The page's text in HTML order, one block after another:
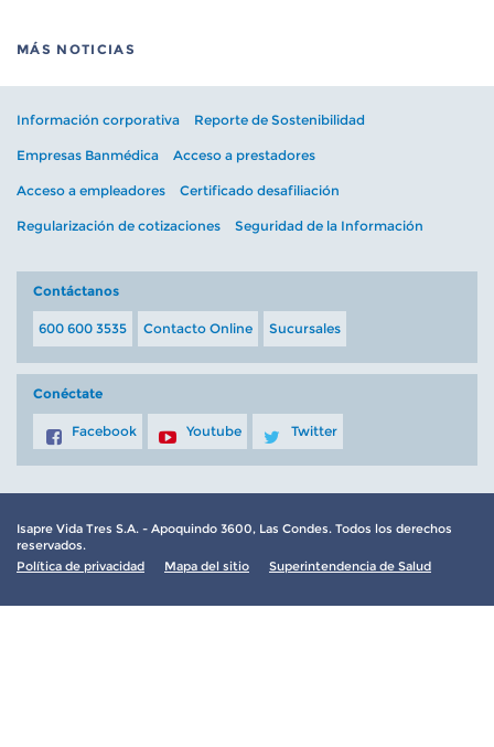
MÁS NOTICIAS
Información corporativa Reporte de Sostenibilidad
Empresas Banmédica Acceso a prestadores
Acceso a empleadores Certificado desafiliación
Regularización de cotizaciones Seguridad de la Información
Contáctanos
600 600 3535 Contacto Online Sucursales
Conéctate
Facebook Youtube Twitter
Isapre Vida Tres S.A. - Apoquindo 3600, Las Condes. Todos los derechos
reservados.
Política de privacidad
Mapa del sitio Superintendencia de Salud